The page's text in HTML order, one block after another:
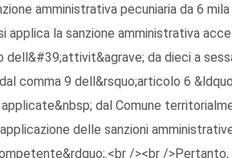
amministrativa pecuniaria da 6
applica la sanzione amministrativa
da dieci a
comma 9 dell&rsquo;articolo 6
dal Comune
delle sanzioni
/><br />Pertanto,